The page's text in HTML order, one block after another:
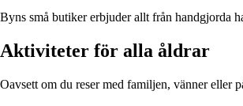
Byns små butiker erbjuder allt från handgjorda
Aktiviteter för alla åldrar
Oavsett om du reser med familjen, vänner eller